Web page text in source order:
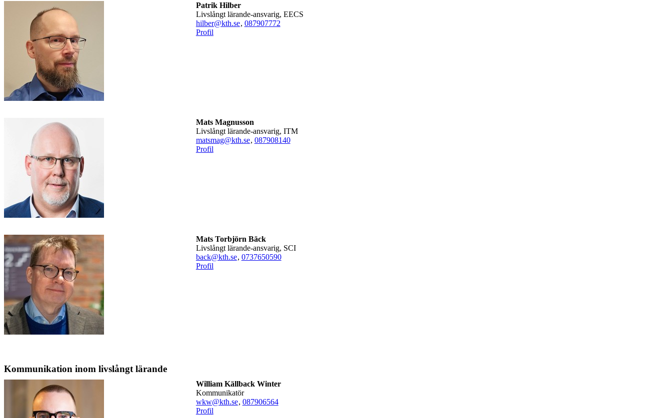
Patrik Hilber
Livslångt lärande-ansvarig, EECS
hilber@kth.se, 087907772
Profil
Mats Magnusson
Livslångt lärande-ansvarig, ITM
matsmag@kth.se, 087908140
Profil
Mats Torbjörn Bäck
Livslångt lärande-ansvarig, SCI
back@kth.se, 0737650590
Profil
Kommunikation inom livslångt lärande
William Källback Winter
kommunikatör
wkw@kth.se, 087906564
Profil